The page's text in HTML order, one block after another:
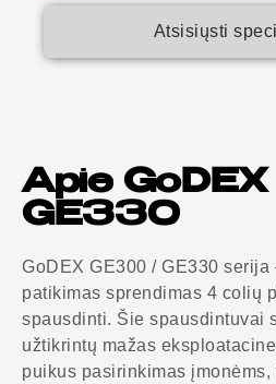
Atsisiųsti
Apie
GE330
GoDEX GE300 / GE330
patikimas sprendimas 4 colių
spausdinti. Šie spausdintuvai
užtikrintų mažas
puikus pasirinkimas